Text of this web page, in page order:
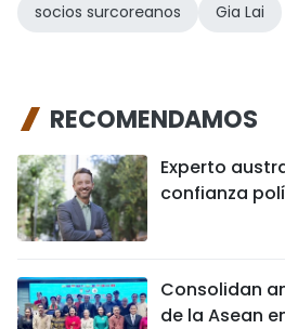
socios surcoreanos Gia Lai
RECOMENDAMOS
Experto
confianza
Consolidan
de la Asean